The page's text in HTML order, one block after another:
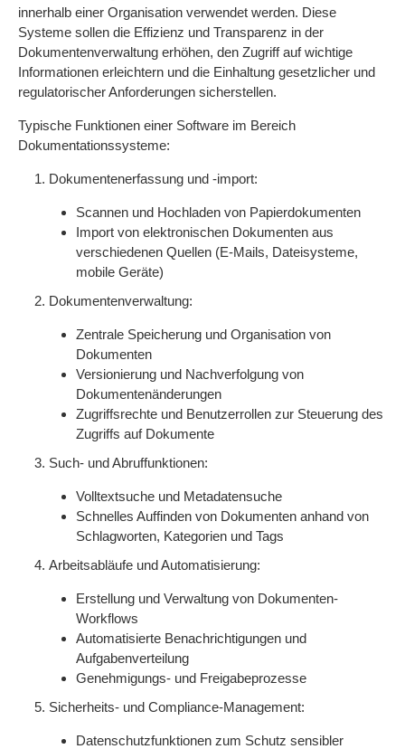
innerhalb einer Organisation verwendet werden. Diese
Systeme sollen die Effizienz und Transparenz in der
Dokumentenverwaltung erhöhen, den Zugriff auf wichtige
Informationen erleichtern und die Einhaltung gesetzlicher und
regulatorischer Anforderungen sicherstellen.
Typische Funktionen einer Software im Bereich
Dokumentationssysteme:
Dokumentenerfassung und -import:
Scannen und Hochladen von Papierdokumenten
Import von elektronischen Dokumenten aus
verschiedenen Quellen (E-Mails, Dateisysteme,
mobile Geräte)
Dokumentenverwaltung:
Zentrale Speicherung und Organisation von
Dokumenten
Versionierung und Nachverfolgung von
Dokumentenänderungen
Zugriffsrechte und Benutzerrollen zur Steuerung des
Zugriffs auf Dokumente
Such- und Abruffunktionen:
Volltextsuche und Metadatensuche
Schnelles Auffinden von Dokumenten anhand von
Schlagworten, Kategorien und Tags
Arbeitsabläufe und Automatisierung:
Erstellung und Verwaltung von Dokumenten-
Workflows
Automatisierte Benachrichtigungen und
Aufgabenverteilung
Genehmigungs- und Freigabeprozesse
Sicherheits- und Compliance-Management:
Datenschutzfunktionen zum Schutz sensibler